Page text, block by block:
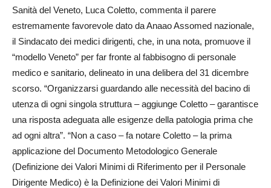
Sanità del Veneto, Luca Coletto, commenta il parere
estremamente favorevole dato da Anaao Assomed nazionale,
il Sindacato dei medici dirigenti, che, in una nota, promuove il
“modello Veneto” per far fronte al fabbisogno di personale
medico e sanitario, delineato in una delibera del 31 dicembre
scorso. “Organizzarsi guardando alle necessità del bacino di
utenza di ogni singola struttura – aggiunge Coletto – garantisce
una risposta adeguata alle esigenze della patologia prima che
ad ogni altra”. “Non a caso – fa notare Coletto – la prima
applicazione del Documento Metodologico Generale
(Definizione dei Valori Minimi di Riferimento per il Personale
Dirigente Medico) è la Definizione dei Valori Minimi di